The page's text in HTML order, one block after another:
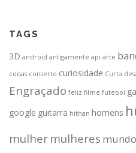
TAGS
3D android antigamente api arte
coisas conserto curiosidade Curta
Engraçado feliz filme futebol
google guitarra hithan homens
mulher mulheres mundo